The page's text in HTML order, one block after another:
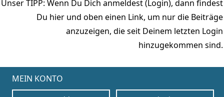
Unser TIPP: Wenn Du Dich anmeldest (Login), dann findest
Du hier und oben einen Link, um nur die Beiträge
anzuzeigen, die seit Deinem letzten Login
hinzugekommen sind.
MEIN KONTO